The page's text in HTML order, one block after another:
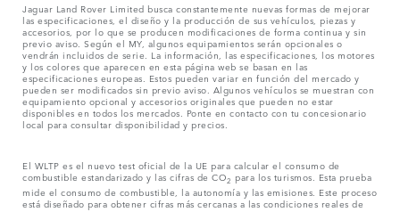
Jaguar Land Rover Limited busca constantemente nuevas formas de mejorar
las especificaciones, el diseño y la producción de sus vehículos, piezas y
accesorios, por lo que se producen modificaciones de forma continua y sin
previo aviso. Según el MY, algunos equipamientos serán opcionales o
vendrán incluidos de serie. La información, las especificaciones, los motores
y los colores que aparecen en esta página web se basan en las
especificaciones europeas. Estos pueden variar en función del mercado y
pueden ser modificados sin previo aviso. Algunos vehículos se muestran con
equipamiento opcional y accesorios originales que pueden no estar
disponibles en todos los mercados. Ponte en contacto con tu concesionario
local para consultar disponibilidad y precios.
El WLTP es el nuevo test oficial de la UE para calcular el consumo de
combustible estandarizado y las cifras de CO2 para los turismos. Esta prueba
mide el consumo de combustible, la autonomía y las emisiones. Este proceso
está diseñado para obtener cifras más cercanas a las condiciones reales de